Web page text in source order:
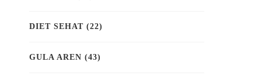
DIET SEHAT (22)
GULA AREN (43)